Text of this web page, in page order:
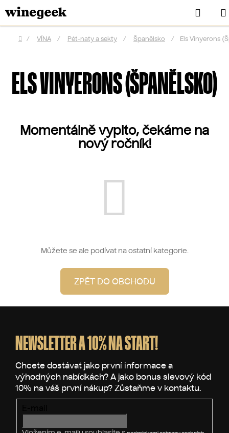
Přejít
na
obsah
Domů
/ VÍNA / Pét-naty a sekty / Španělsko / Els Vinyerons
ELS VINYERONS (ŠPANĚLSKO)
Momentálně vypito, čekáme na
nový ročník!
Můžete se ale podívat na ostatní kategorie.
ZPĚT DO OBCHODU
NEWSLETTER A 10% NA START!